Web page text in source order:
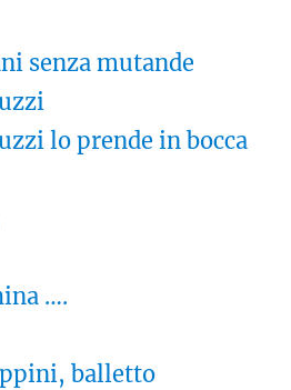
senza mutande
lo prende in bocca
….
balletto